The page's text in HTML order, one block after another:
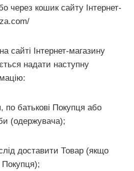
через кошик сайту Інтернет-
сайті Інтернет-магазину
надати наступну
по батькові Покупця або
(одержувача);
доставити Товар (якщо